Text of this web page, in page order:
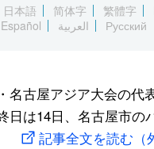
日本語 简体字 繁體字
Español
العربية Русский
名古屋アジア大会の代
日は14日、名古屋市の
記事全文を読む（